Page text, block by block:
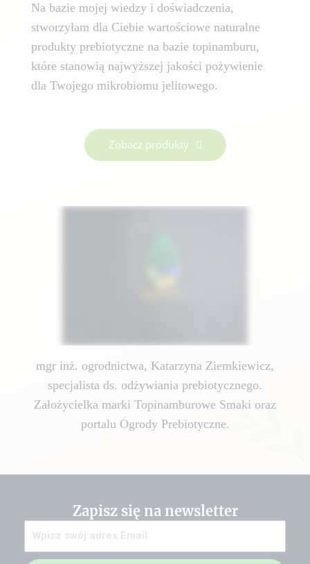
mgr inż. ogrodnictwa, Katarzyna Ziemkiewicz,
specjalista ds. odżywiania prebiotycznego.
Założycielka marki Topinamburowe Smaki oraz
portalu Ogrody Prebiotyczne.
Na bazie mojej wiedzy i doświadczenia,
stworzyłam dla Ciebie wartościowe naturalne
produkty prebiotyczne na bazie topinamburu,
które stanowią najwyższej jakości pożywienie
dla Twojego mikrobiomu jelitowego.
Zobacz produkty
Zapisz się na newsletter